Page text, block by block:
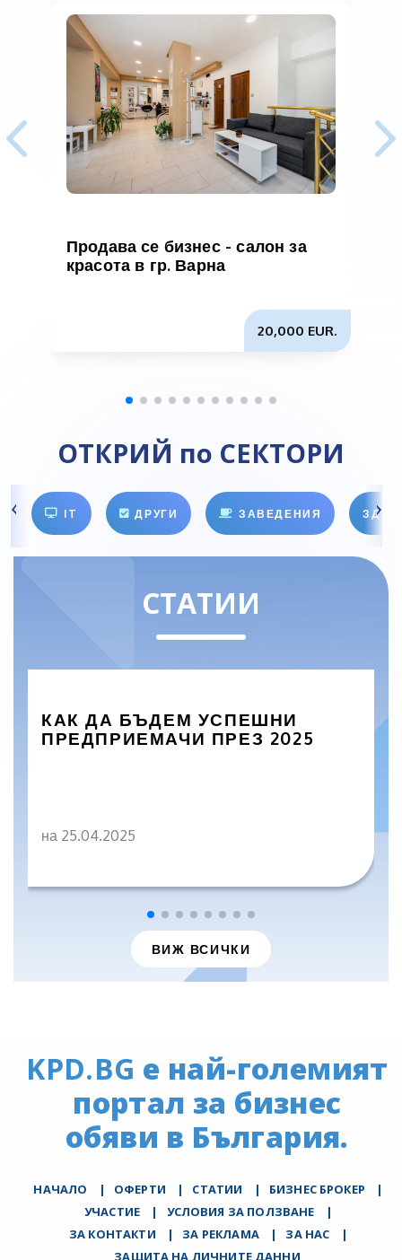
Продава се бизнес - салон за
красота в гр. Варна
20,000 EUR.
ОТКРИЙ по СЕКТОРИ
IT ДРУГИ ЗАВЕДЕНИЯ
СТАТИИ
КАК ДА БЪДЕМ УСПЕШНИ
ПРЕДПРИЕМАЧИ ПРЕЗ 2025
на 25.04.2025
ВИЖ ВСИЧКИ
KPD.BG е най-големият
портал за бизнес
обяви в България.
НАЧАЛО | ОФЕРТИ | СТАТИИ | БИЗНЕС БРОКЕР
|
УЧАСТИЕ
| УСЛОВИЯ ЗА ПОЛЗВАНЕ
|
ЗА КОНТАКТИ
| ЗА РЕКЛАМА | ЗА НАС
|